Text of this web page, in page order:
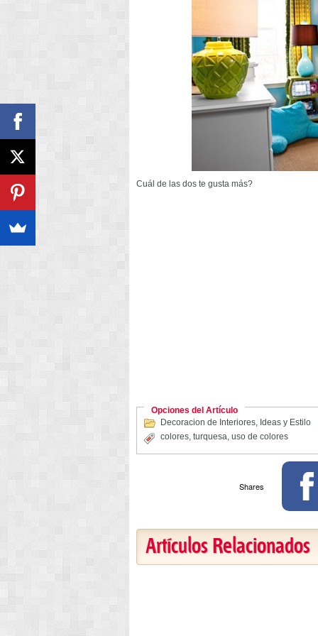
Cuál de las dos te gusta más?
Opciones del Artículo
Decoracion de Interiores, Ideas y Estilo
colores, turquesa, uso de colores
Shares
Artículos Relacionados